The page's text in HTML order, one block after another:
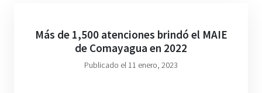
Más de 1,500 atenciones brindó el MAIE
de Comayagua en 2022
Publicado el 11 enero, 2023